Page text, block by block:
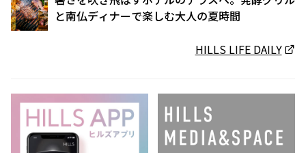
と南仏ディナーで楽しむ大人の夏時間
HILLS LIFE DAILY